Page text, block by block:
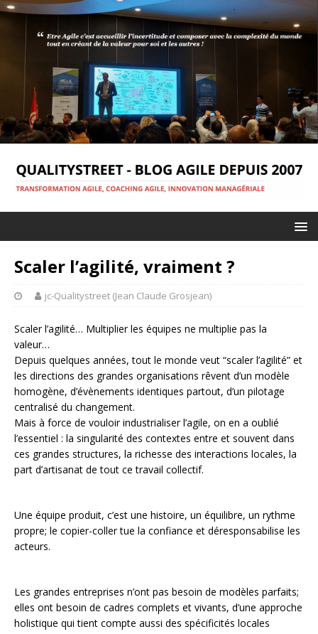
Scaler l’agilité, vraiment ?
jc-Qualitystreet (Jean Claude Grosjean)
Scaler l’agilité… Multiplier les équipes ne multiplie pas la
valeur…
Depuis quelques années, tout le monde veut “scaler l’agilité” et
les directions des grandes organisations rêvent d’un modèle
homogène, d’évènements identiques partout, d’un pilotage
centralisé du changement.
Mais à force de vouloir industrialiser l’agile, on en a oublié
l’essentiel : la singularité des contextes entre et souvent dans
ces grandes structures, la richesse des interactions locales, la
part d’artisanat de tout ce travail collectif.
Une équipe produit, c’est une histoire, un équilibre, un rythme
propre; le copier-coller tue la confiance et déresponsabilise les
acteurs.
Les grandes entreprises n’ont pas besoin de modèles parfaits;
elles ont besoin de cadres complets et vivants, d’une approche
holistique qui tient compte aussi des spécificités locales